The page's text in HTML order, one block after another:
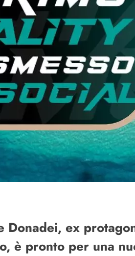
Donadei, ex
è pronto per una